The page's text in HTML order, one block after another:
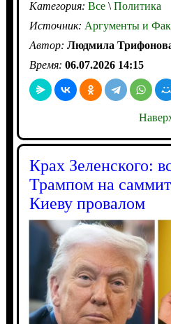
Категория: Все\Политика
Источник: Аргументы и
Автор: Людмила
Время: 06.07.2026 14:15
Крах Зеленского:
Трампом на
Киеву провалом